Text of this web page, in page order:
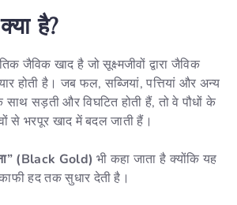
है?
जैविक खाद है जो सूक्ष्मजीवों द्वारा जैविक
होती है। जब फल, सब्जियां, पत्तियां और अन्य
सड़ती और विघटित होती हैं, तो वे पौधों के
से भरपूर खाद में बदल जाती हैं।
(Black Gold) भी कहा जाता है क्योंकि यह
हद तक सुधार देती है।